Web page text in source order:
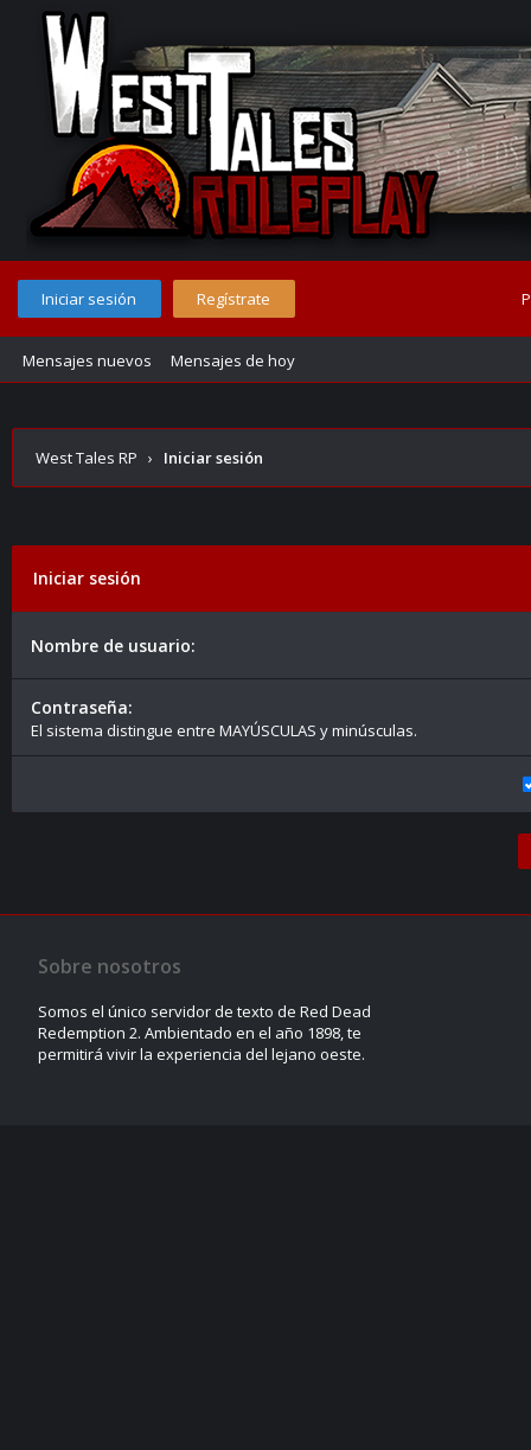
Iniciar sesión Regístrate
Mensajes nuevos Mensajes de hoy
West Tales RP › Iniciar sesión
Iniciar sesión
Nombre de usuario:
Contraseña:
El sistema distingue entre MAYÚSCULAS y minúsculas.
Sobre nosotros
Somos el único servidor de texto de Red Dead
Redemption 2. Ambientado en el año 1898, te
permitirá vivir la experiencia del lejano oeste.